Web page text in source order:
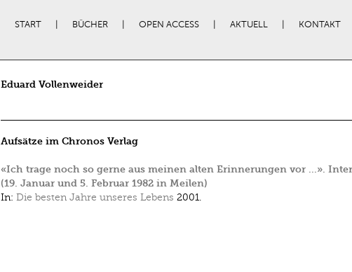
START BÜCHER OPEN ACCESS AKTUELL KONTAKT
Eduard Vollenweider
Aufsätze im Chronos Verlag
«Ich trage noch so gerne aus meinen alten Erinnerungen vor …».
(19. Januar und 5. Februar 1982 in Meilen)
In: Die besten Jahre unseres Lebens 2001.